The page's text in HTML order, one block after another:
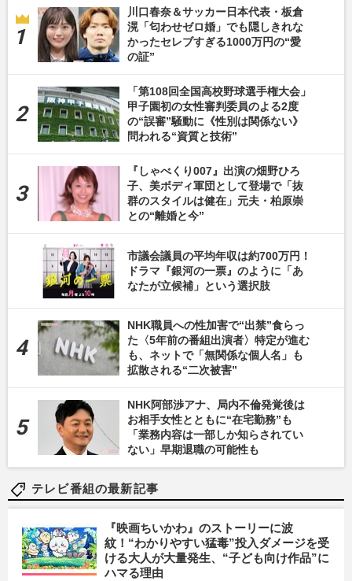
川口春奈＆サッカー日本代表・板倉
滉「匂わせゼロ婚」でも隠しきれな
かったセレブすぎる1000万円の“愛
の証”
「第108回全国高校野球選手権大会」
甲子園初の女性審判委員のよる2度
の“誤審”騒動に《性別は関係ない》
問われる“資質と技術”
『しゃべくり007』出演の畑野ひろ
子、美ボディ軍団として登場で「抜
群のスタイルは健在」元夫・柏原崇
との“離婚と今”
市議会議員の平均年収は約700万円！
ドラマ『銀河の一票』のように「あ
なたが立候補」という選択肢
NHK職員への性加害で“出禁”食らっ
た〈5年前の番組出演者〉特定が進む
も、ネットで「無関係な個人名」も
拡散される“二次被害”
NHK阿部渉アナ、局内不倫発覚後は
お相手女性とともに“在宅勤務”も
「業務内容は一部しか知らされてい
ない」早期退職の可能性も
テレビ番組の最新記事
『映画ちいかわ』のストーリーに波
紋！“わかりやすい猛毒”投入ダメージを受
ける大人が大量発生、“子ども向け作品”に
ハマる理由